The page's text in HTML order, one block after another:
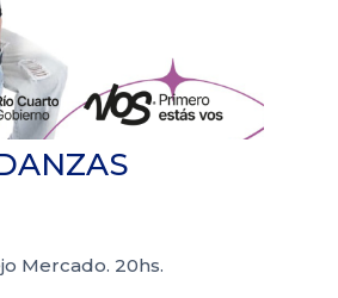
Mercado. 20hs.